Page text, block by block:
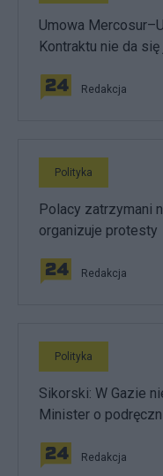
Umowa
Kontraktu nie da się
Redakcja
Polityka
Polacy zatrzymani
organizuje protesty
Redakcja
Polityka
Sikorski: W Gazie
Minister o
Redakcja